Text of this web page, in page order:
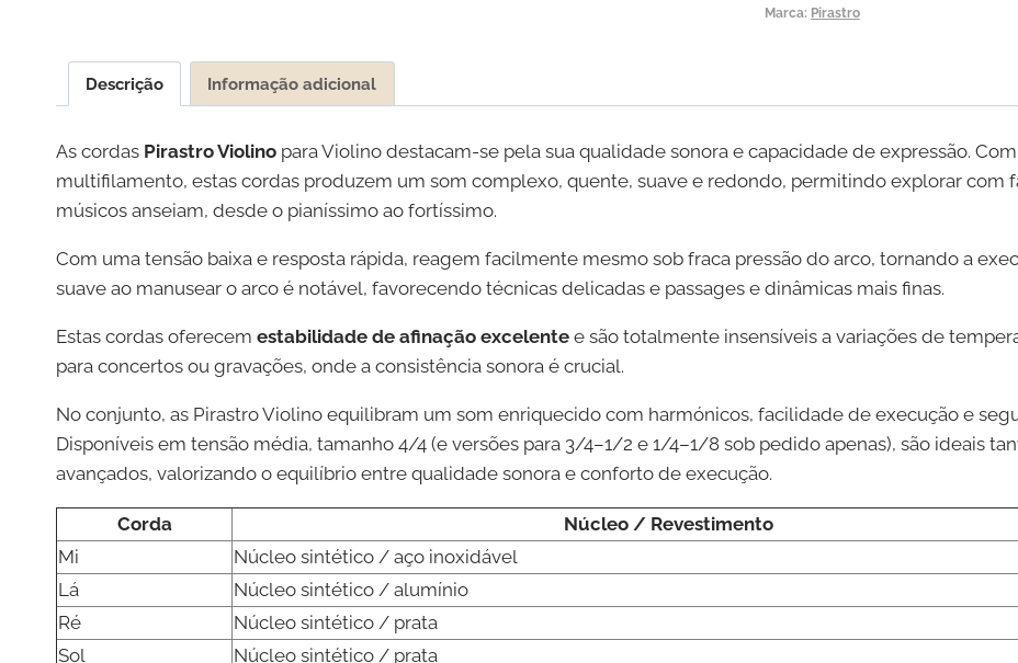
Marca: Pirastro
Descrição Informação adicional
As cordas Pirastro Violino para Violino destacam-se pela sua qualidade sonora e capacidade de expressão.
multifilamento, estas cordas produzem um som complexo, quente, suave e redondo, permitindo explorar com
músicos anseiam, desde o pianíssimo ao fortíssimo.
Com uma tensão baixa e resposta rápida, reagem facilmente mesmo sob fraca pressão do arco, tornando a
suave ao manusear o arco é notável, favorecendo técnicas delicadas e passages e dinâmicas mais finas.
Estas cordas oferecem estabilidade de afinação excelente e são totalmente insensíveis a variações de
para concertos ou gravações, onde a consistência sonora é crucial.
No conjunto, as Pirastro Violino equilibram um som enriquecido com harmónicos, facilidade de execução e
Disponíveis em tensão média, tamanho 4/4 (e versões para 3/4–1/2 e 1/4–1/8 sob pedido apenas), são ideais
avançados, valorizando o equilíbrio entre qualidade sonora e conforto de execução.
Corda Núcleo / Revestimento
Mi
Núcleo sintético / aço inoxidável
Lá
Núcleo sintético / alumínio
Ré
Núcleo sintético / prata
Sol
Núcleo sintético / prata